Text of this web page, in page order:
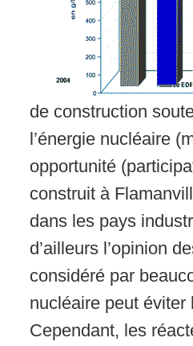
de construction
l’énergie nucléaire
opportunité
construit à
dans les pays
d’ailleurs l’opinion
considéré par
nucléaire peut
Cependant, les